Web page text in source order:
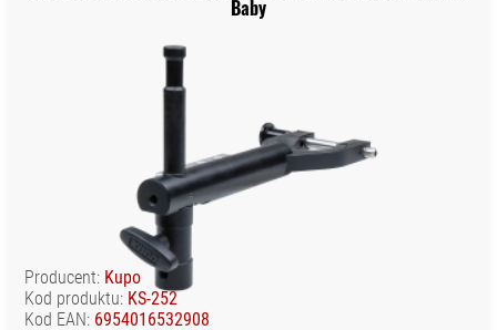
Baby
Producent: Kupo
Kod produktu: KS-252
Kod EAN: 6954016532908